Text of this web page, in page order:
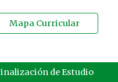
Mapa Curricular
de Estudio